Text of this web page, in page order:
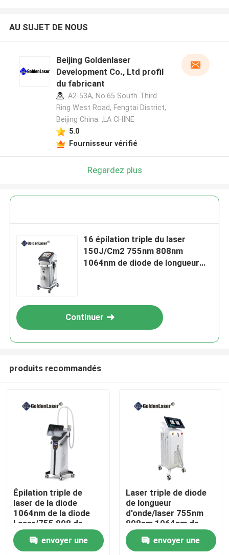
Maison
Produits
Vidéos
AU SUJET DE NOUS
Beijing Goldenlaser
Development Co., Ltd profil
du fabricant
A2-53A, No.65 South Third
Ring West Road, Fengtai District,
Beijing China. ,LA CHINE
5.0
Fournisseur vérifié
Regardez plus
16 épilation triple du laser
150J/Cm2 755nm 808nm
1064nm de diode de longueur
Continuer
produits recommandés
Épilation triple de
laser de la diode
1064nm de la diode
Laser/755 808 de
longueur d'onde
envoyer une
Laser triple de diode
de longueur
d'onde/laser 755nm
808nm 1064nm de
diode
envoyer une